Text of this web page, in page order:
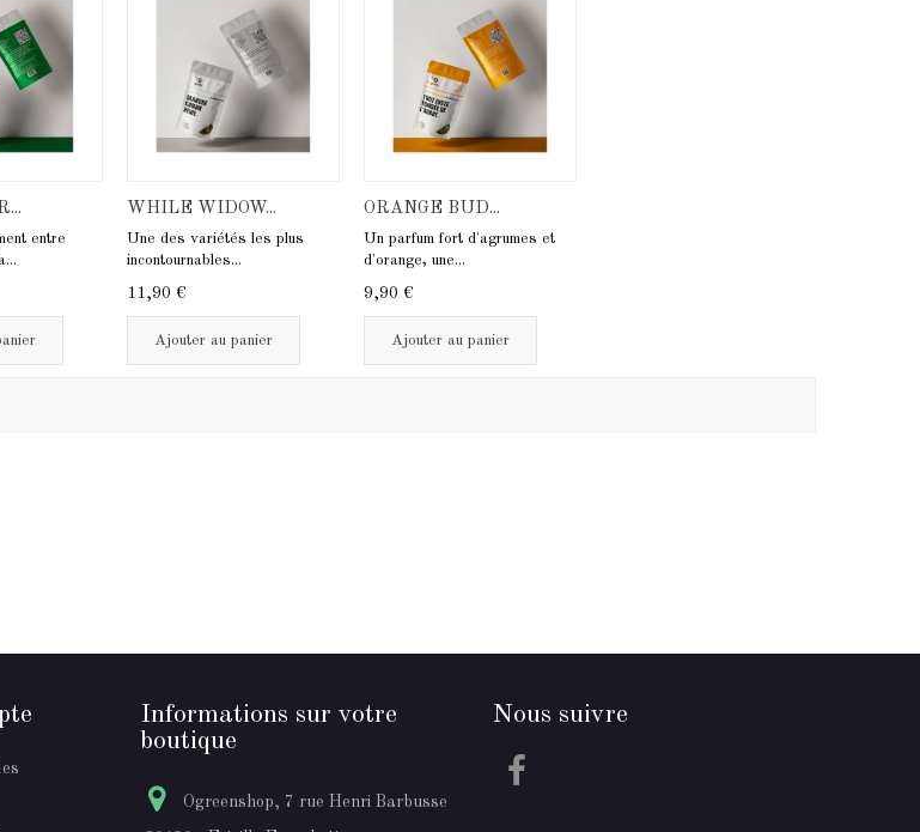
entre
WHILE WIDOW...
Une des variétés les plus
incontournables...
11,90 €
Ajouter au panier
ORANGE BUD...
Un parfum fort d'agrumes et
d'orange, une...
9,90 €
Ajouter au panier
Informations sur votre
boutique
Ogreenshop, 7 rue Henri Barbusse
Nous suivre